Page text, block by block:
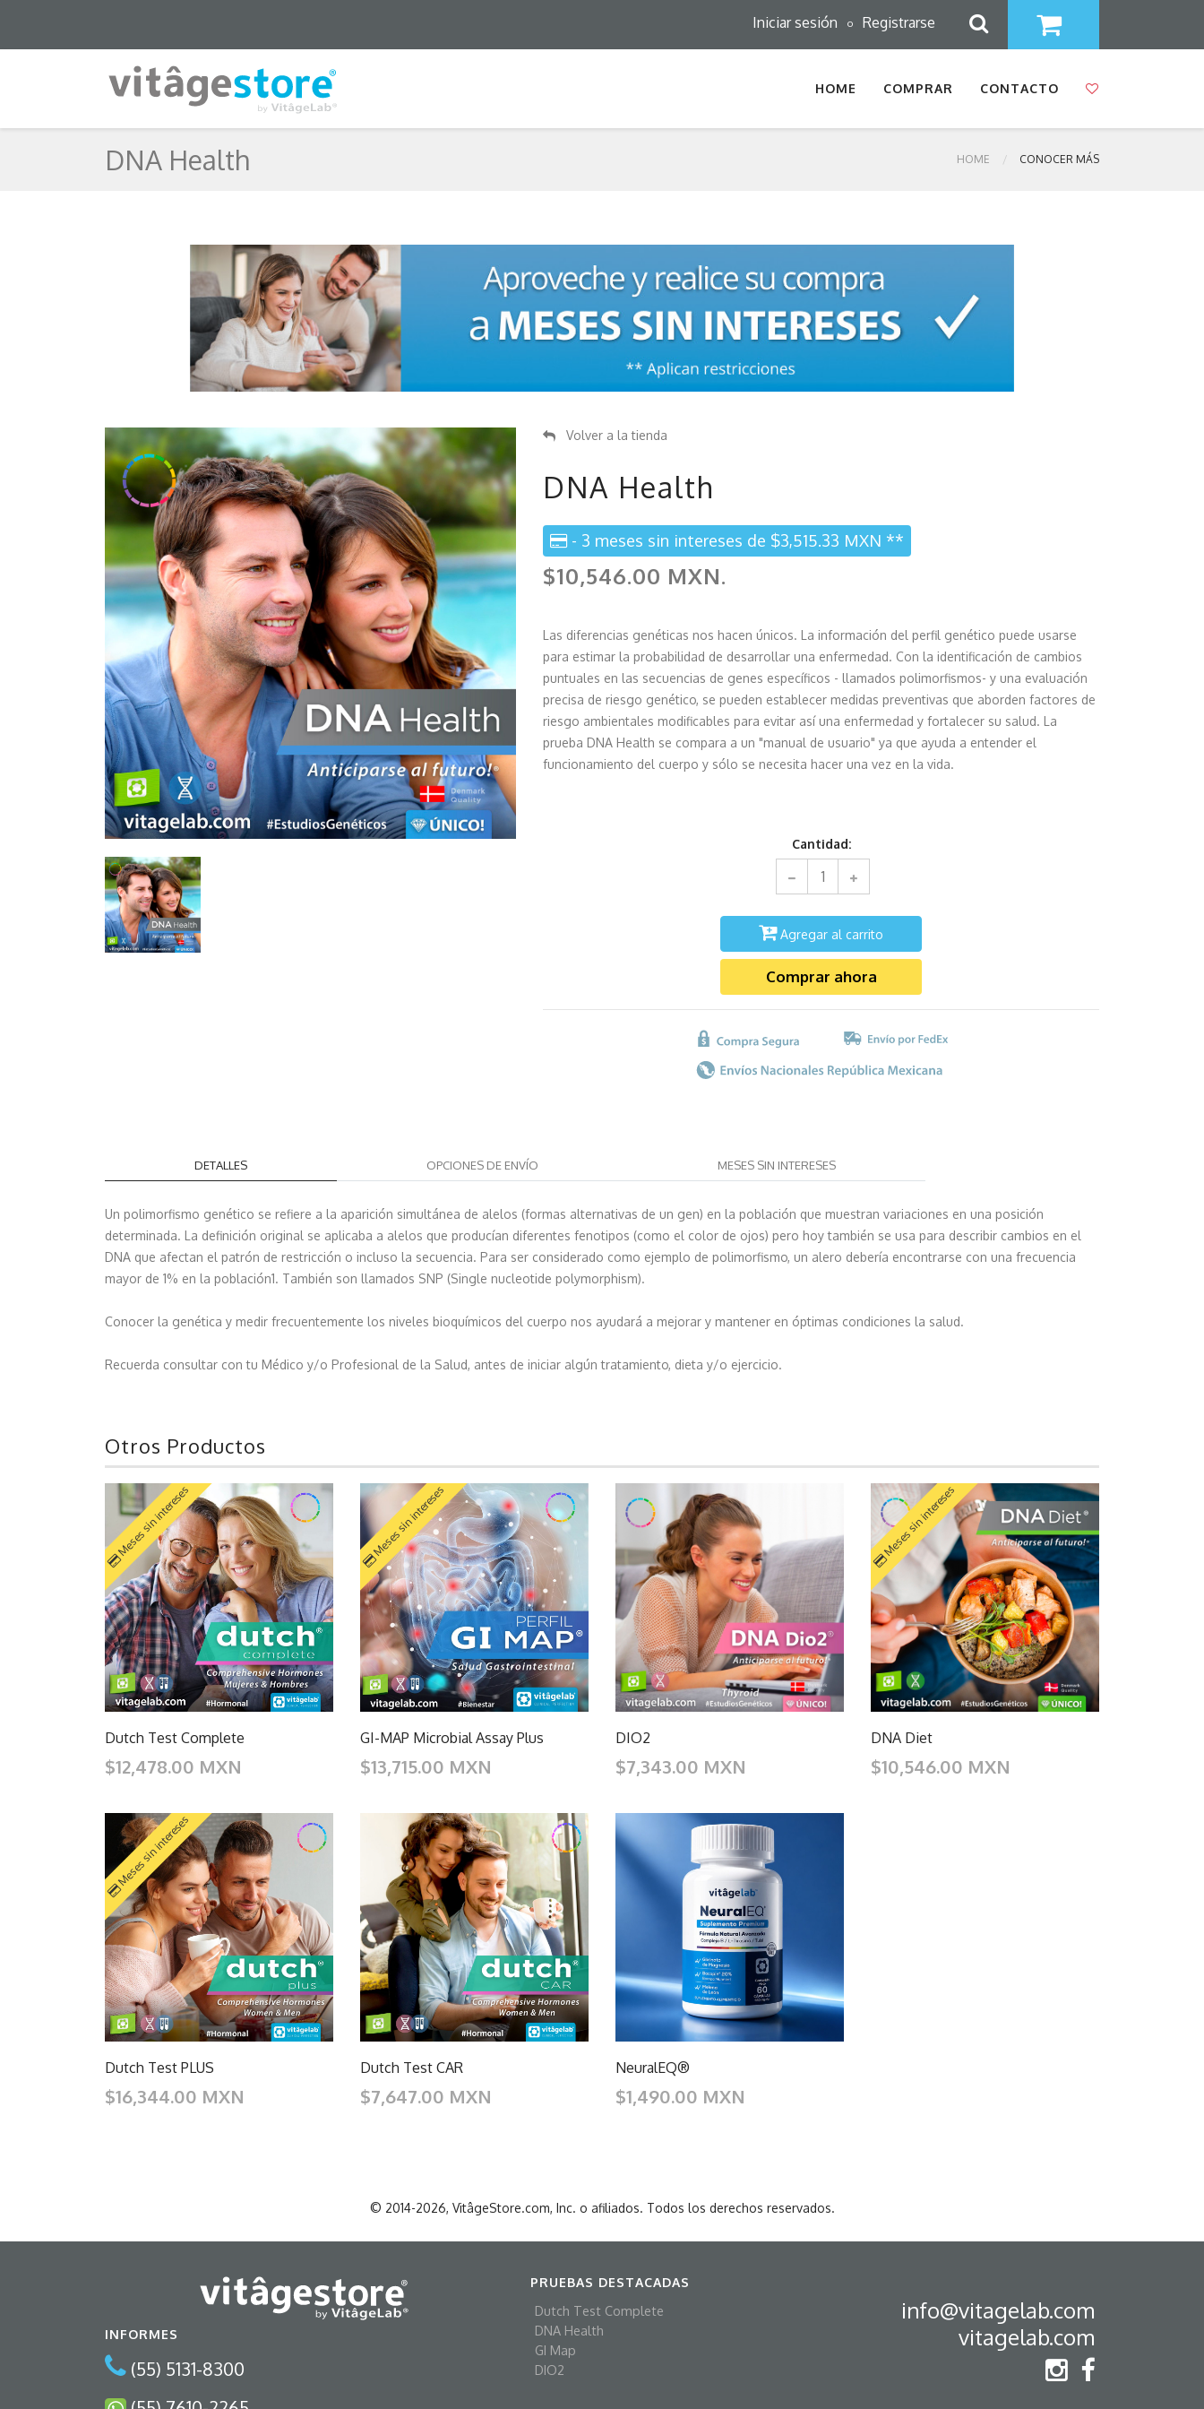
Iniciar sesión o Registrarse
HOME COMPRAR CONTACTO
DNA Health HOME CONOCER MÁS
Volver a la tienda
DNA Health
- 3 meses sin intereses de $3,515.33 MXN **
$10,546.00 MXN.
Las diferencias genéticas nos hacen únicos. La información del perfil genético puede usarse
para estimar la probabilidad de desarrollar una enfermedad. Con la identificación de cambios
puntuales en las secuencias de genes específicos - llamados polimorfismos- y una evaluación
precisa de riesgo genético, se pueden establecer medidas preventivas que aborden factores de
riesgo ambientales modificables para evitar así una enfermedad y fortalecer su salud. La
prueba DNA Health se compara a un "manual de usuario" ya que ayuda a entender el
funcionamiento del cuerpo y sólo se necesita hacer una vez en la vida.
Cantidad:
Agregar al carrito
Comprar ahora
DETALLES OPCIONES DE ENVÍO MESES SIN INTERESES
Un polimorfismo genético se refiere a la aparición simultánea de alelos (formas alternativas de un gen) en la población que muestran variaciones en una posición
determinada. La definición original se aplicaba a alelos que producían diferentes fenotipos (como el color de ojos) pero hoy también se usa para describir cambios en el
DNA que afectan el patrón de restricción o incluso la secuencia. Para ser considerado como ejemplo de polimorfismo, un alero debería encontrarse con una frecuencia
mayor de 1% en la población1. También son llamados SNP (Single nucleotide polymorphism).
Conocer la genética y medir frecuentemente los niveles bioquímicos del cuerpo nos ayudará a mejorar y mantener en óptimas condiciones la salud.
Recuerda consultar con tu Médico y/o Profesional de la Salud, antes de iniciar algún tratamiento, dieta y/o ejercicio.
Otros Productos
Meses sin intereses
Dutch Test Complete
$12,478.00 MXN
Meses sin intereses
GI-MAP Microbial Assay Plus
$13,715.00 MXN
DIO2
$7,343.00 MXN
Meses sin intereses
DNA Diet
$10,546.00 MXN
Meses sin intereses
Dutch Test PLUS
$16,344.00 MXN
Dutch Test CAR
$7,647.00 MXN
NeuralEQ®
$1,490.00 MXN
© 2014-2026, VitâgeStore.com, Inc. o afiliados. Todos los derechos reservados.
INFORMES
(55) 5131-8300
PRUEBAS DESTACADAS
Dutch Test Complete
DNA Health
GI Map
DIO2
info@vitagelab.com
vitagelab.com